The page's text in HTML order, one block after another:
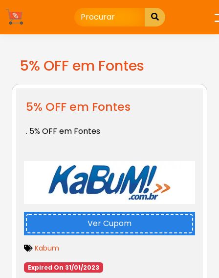
para
5% OFF em Fontes
5% OFF em Fontes
. 5% OFF em Fontes
Ver Cupom
Kabum
Expired On 31/01/2023